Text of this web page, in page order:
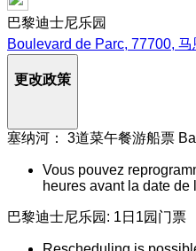
巴黎迪士尼乐园
Boulevard de Parc, 77700,
更改政策
塞纳河： 3道菜午餐游船票
Vous pouvez
heures avant la date de
巴黎迪士尼乐园: 1日1园门票